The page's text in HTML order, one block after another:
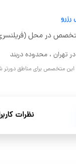
در محل
تهران ، محدوده دربند
این متخصص برای مناطق
نظرات